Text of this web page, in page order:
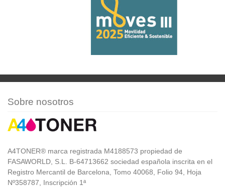
Sobre nosotros
A4TONER® marca registrada M4188573 propiedad de
FASAWORLD, S.L. B-64713662 sociedad española inscrita en el
Registro Mercantil de Barcelona, Tomo 40068, Folio 94, Hoja
Nº358787, Inscripción 1ª